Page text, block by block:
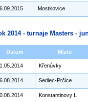
Mostkovice
2014 - turnaje Masters -
Datum Místo
Křenůvky
Sedlec-Prčice
Konstantinovy L